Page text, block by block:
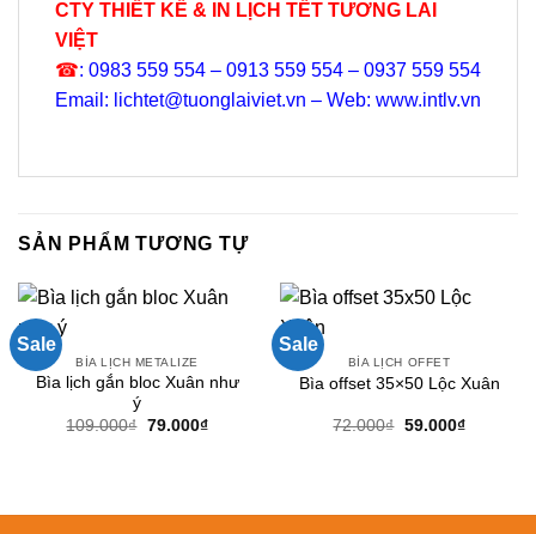
CTY THIẾT KẾ & IN LỊCH TẾT TƯƠNG LAI
VIỆT
☎: 0983 559 554 – 0913 559 554 – 0937 559 554
Email: lichtet@tuonglaiviet.vn – Web: www.intlv.vn
SẢN PHẨM TƯƠNG TỰ
Sale
BÌA LỊCH METALIZE
Bìa lịch gắn bloc Xuân như
ý
109.000₫ Giá
79.000₫Giá
Sale
BÌA LỊCH OFFET
Bìa offset 35×50 Lộc Xuân
72.000₫ Giá
59.000₫Giá